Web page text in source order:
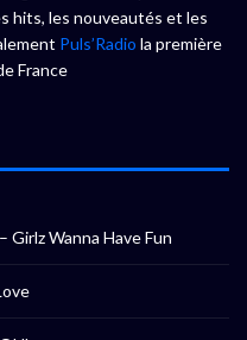
hits, les nouveautés et les
Puls’Radio la première
France
Wanna Have Fun